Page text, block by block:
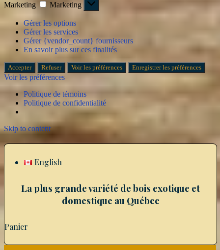
Marketing
Marketing
Gérer les options
Gérer les services
Gérer {vendor_count} fournisseurs
En savoir plus sur ces finalités
Accepter Refuser Voir les préférences Enregistrer les préférences
Voir les préférences
Politique de témoins
Politique de confidentialité
Skip to content
English
La plus grande variété de bois exotique et
domestique au Québec
Panier